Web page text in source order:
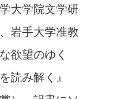
大学院文学研
岩手大学准教
欲望のゆく
み解く』